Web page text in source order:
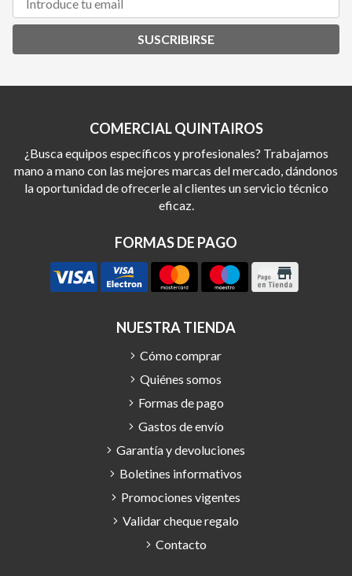
SUSCRIBIRSE
COMERCIAL QUINTAIROS
¿Busca equipos específicos y profesionales? Trabajamos
mano a mano con las mejores marcas del mercado, dándonos
la oportunidad de ofrecerle al clientes un servicio técnico
eficaz.
FORMAS DE PAGO
NUESTRA TIENDA
Cómo comprar
Quiénes somos
Formas de pago
Gastos de envío
Garantía y devoluciones
Boletines informativos
Promociones vigentes
Validar cheque regalo
Contacto